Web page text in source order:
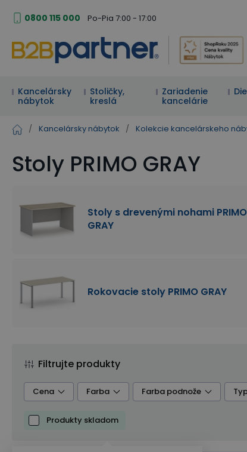
0800 115 000 Po-Pia 7:00 - 17:00
Kancelársky
nábytok
Stoličky,
kreslá
Zariadenie
kancelárie
/ Kancelársky nábytok / Kolekcie kancelárskeho
Stoly PRIMO GRAY
Stoly s drevenými nohami PRIMO
GRAY
Rokovacie stoly PRIMO GRAY
Filtrujte produkty
Cena Farba Farba podnože
Produkty skladom